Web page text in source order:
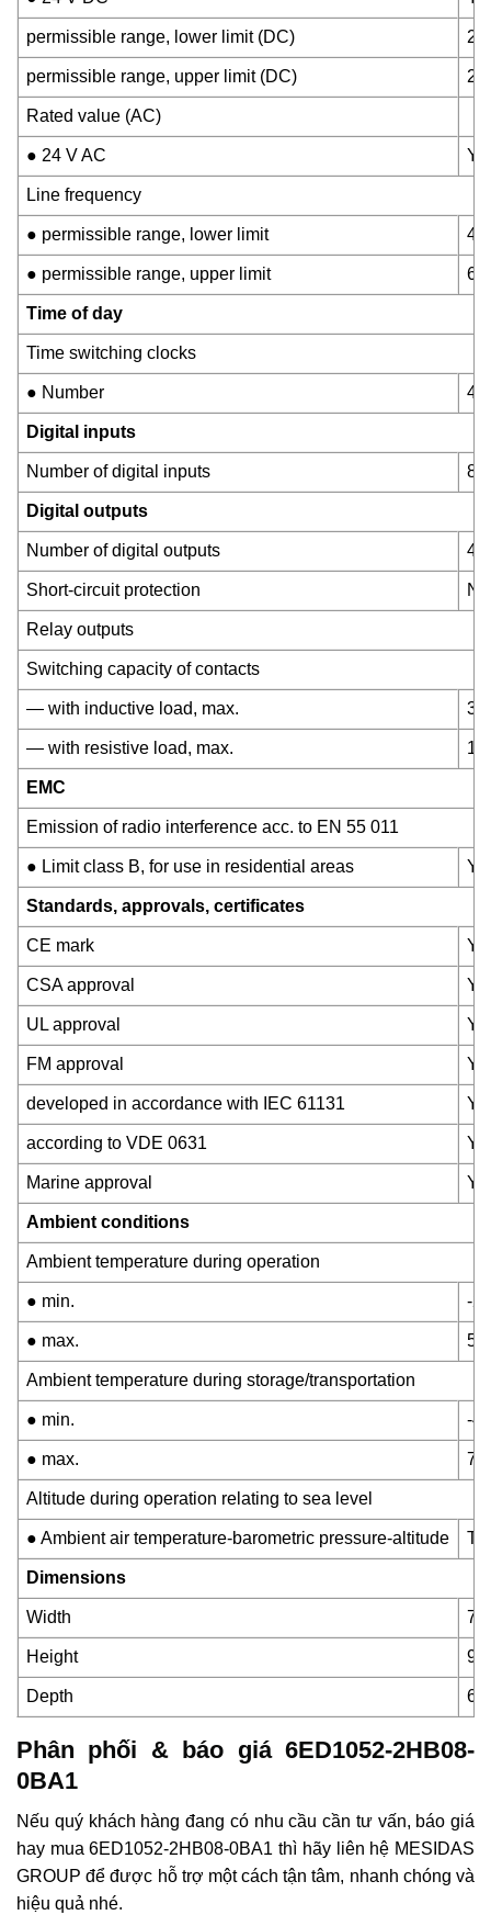
permissible range, lower limit (DC)
permissible range, upper limit (DC)
Rated value (AC)
● 24 V AC
Line frequency
● permissible range, lower limit 47
● permissible range, upper limit 63
Time of day
Time switching clocks
● Number
Digital inputs
Number of digital inputs 8
Digital outputs
Number of digital outputs 4;
Short-circuit protection
Relay outputs
Switching capacity of contacts
— with inductive load, max. 3
— with resistive load, max. 10
EMC
Emission of radio interference acc. to EN 55 011
● Limit class B, for use in residential areas
Standards, approvals, certificates
CE mark
CSA approval
UL approval
FM approval
developed in accordance with IEC 61131
according to VDE 0631
Marine approval
Ambient conditions
Ambient temperature during operation
● min. -
● max. 55
Ambient temperature during storage/transportation
● min. -
● max. 70
Altitude during operation relating to sea level
● Ambient air temperature-barometric pressure-altitude
Dimensions
Width
Height 90
Depth 60
Phân phối & báo giá 6ED1052-2HB08-
0BA1
Nếu quý khách hàng đang có nhu cầu cần tư vấn, báo giá
hay mua 6ED1052-2HB08-0BA1 thì hãy liên hệ MESIDAS
GROUP để được hỗ trợ một cách tận tâm, nhanh chóng và
hiệu quả nhé.